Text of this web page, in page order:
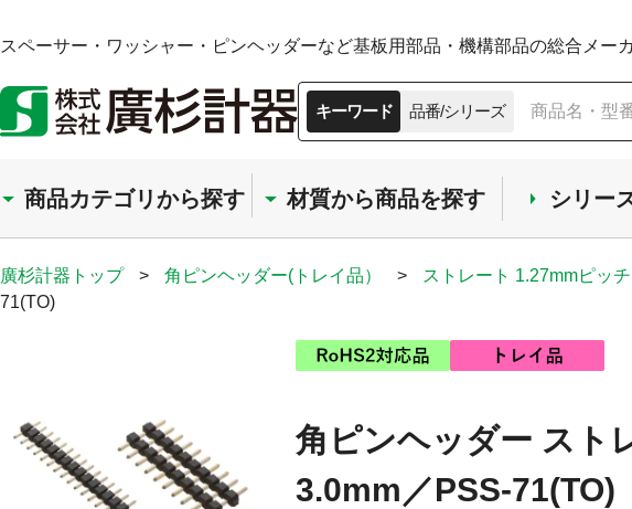
スペーサー・ワッシャー・ピンヘッダーなど基板用部品・機構部品の総合メー
キーワード 品番/シリーズ
商品カテゴリから探す 材質から商品を探す シリー
廣杉計器トップ > 角ピンヘッダー(トレイ品） > ストレート 1.27mmピッチ
71(TO)
角ピンヘッダー スト
3.0mm／PSS-71(TO)